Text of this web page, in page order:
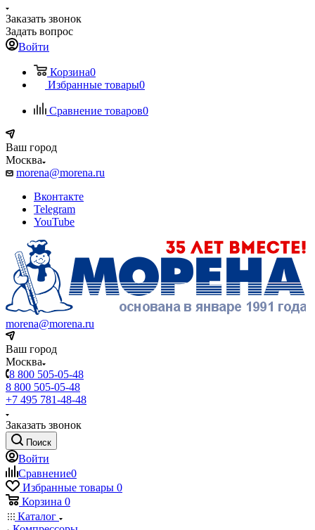
Заказать звонок
Задать вопрос
Войти
Корзина0
Избранные товары0
Сравнение товаров0
Ваш город
Москва
morena@morena.ru
Вконтакте
Telegram
YouTube
morena@morena.ru
Ваш город
Москва
8 800 505-05-48
8 800 505-05-48
+7 495 781-48-48
Заказать звонок
Поиск
Войти
Сравнение0
Избранные товары 0
Корзина 0
Каталог